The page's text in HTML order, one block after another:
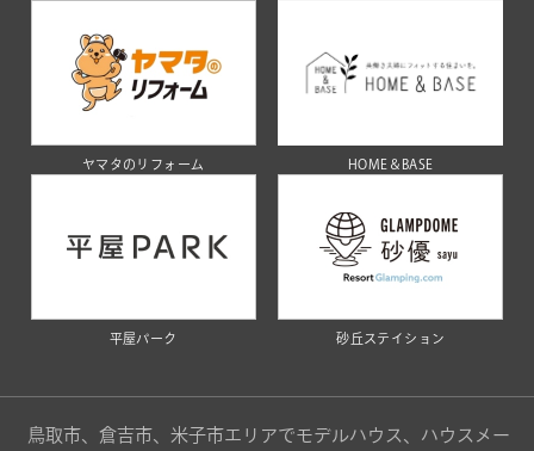
ヤマタのリフォーム HOME＆BASE
平屋パーク 砂丘ステイション
鳥取市、倉吉市、米子市エリアでモデルハウス、ハウスメー